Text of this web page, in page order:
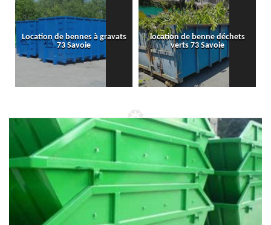
Location de bennes à gravats
73 Savoie
location de benne déchets
verts 73 Savoie